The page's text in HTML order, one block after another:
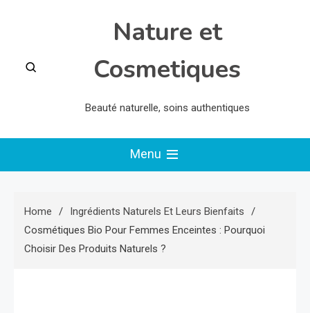
Nature et
Cosmetiques
Beauté naturelle, soins authentiques
Menu
Home
Ingrédients Naturels Et Leurs Bienfaits
Cosmétiques Bio Pour Femmes Enceintes : Pourquoi
Choisir Des Produits Naturels ?